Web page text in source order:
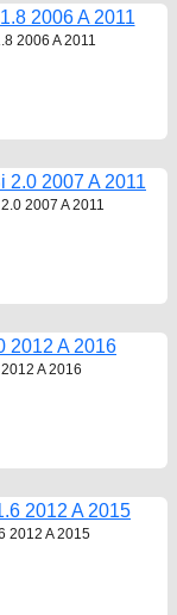
2006 A 2011
2007 A 2011
A 2016
2012 A 2015